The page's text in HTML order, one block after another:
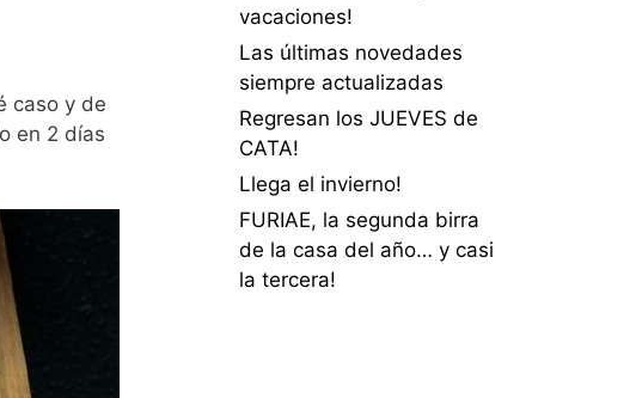
caso y de
en 2 días
vacaciones!
Las últimas novedades
siempre actualizadas
Regresan los JUEVES de
CATA!
Llega el invierno!
FURIAE, la segunda birra
de la casa del año… y casi
la tercera!